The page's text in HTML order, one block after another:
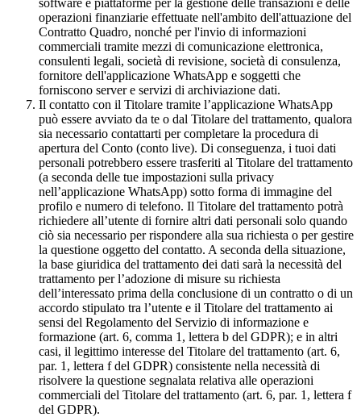
software e piattaforme per la gestione delle transazioni e delle
operazioni finanziarie effettuate nell'ambito dell'attuazione del
Contratto Quadro, nonché per l'invio di informazioni
commerciali tramite mezzi di comunicazione elettronica,
consulenti legali, società di revisione, società di consulenza,
fornitore dell'applicazione WhatsApp e soggetti che
forniscono server e servizi di archiviazione dati.
Il contatto con il Titolare tramite l’applicazione WhatsApp
può essere avviato da te o dal Titolare del trattamento, qualora
sia necessario contattarti per completare la procedura di
apertura del Conto (conto live). Di conseguenza, i tuoi dati
personali potrebbero essere trasferiti al Titolare del trattamento
(a seconda delle tue impostazioni sulla privacy
nell’applicazione WhatsApp) sotto forma di immagine del
profilo e numero di telefono. Il Titolare del trattamento potrà
richiedere all’utente di fornire altri dati personali solo quando
ciò sia necessario per rispondere alla sua richiesta o per gestire
la questione oggetto del contatto. A seconda della situazione,
la base giuridica del trattamento dei dati sarà la necessità del
trattamento per l’adozione di misure su richiesta
dell’interessato prima della conclusione di un contratto o di un
accordo stipulato tra l’utente e il Titolare del trattamento ai
sensi del Regolamento del Servizio di informazione e
formazione (art. 6, comma 1, lettera b del GDPR); e in altri
casi, il legittimo interesse del Titolare del trattamento (art. 6,
par. 1, lettera f del GDPR) consistente nella necessità di
risolvere la questione segnalata relativa alle operazioni
commerciali del Titolare del trattamento (art. 6, par. 1, lettera f
del GDPR).